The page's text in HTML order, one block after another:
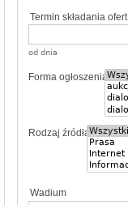
Termin składania ofert
od dnia
Forma ogłoszenia
Rodzaj źródła
Wadium